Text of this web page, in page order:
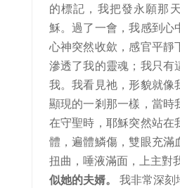
的標記，我把發永願那
穌。過了一會，我感到心
心神突然收歛，感官平靜
滲透了我的靈魂；我只有
我。我看見祂，形貌就像
顯現的一剎那一樣，當時
在守聖時，耶穌突然站在
體，遍體鱗傷，雙眼充滿
扭曲，唾液滿面，上主對
似她的夫婿。
我非常深刻